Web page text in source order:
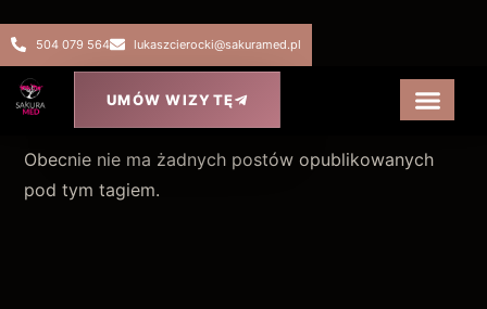
504 079 564 lukaszcierocki@sakuramed.pl
UMÓW WIZYTĘ
Obecnie nie ma żadnych postów opublikowanych
pod tym tagiem.